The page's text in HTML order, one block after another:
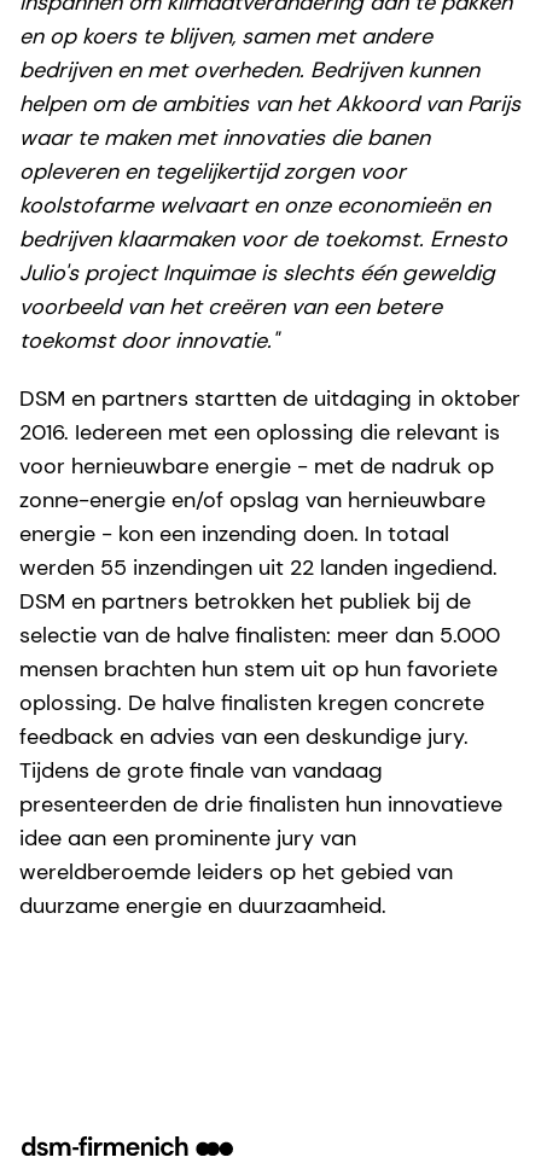
en op koers te blijven, samen met andere
bedrijven en met overheden. Bedrijven kunnen
helpen om de ambities van het Akkoord van Parijs
waar te maken met innovaties die banen
opleveren en tegelijkertijd zorgen voor
koolstofarme welvaart en onze economieën en
bedrijven klaarmaken voor de toekomst. Ernesto
Julio's project Inquimae is slechts één geweldig
voorbeeld van het creëren van een betere
toekomst door innovatie."
DSM en partners startten de uitdaging in oktober
2016. Iedereen met een oplossing die relevant is
voor hernieuwbare energie - met de nadruk op
zonne-energie en/of opslag van hernieuwbare
energie - kon een inzending doen. In totaal
werden 55 inzendingen uit 22 landen ingediend.
DSM en partners betrokken het publiek bij de
selectie van de halve finalisten: meer dan 5.000
mensen brachten hun stem uit op hun favoriete
oplossing. De halve finalisten kregen concrete
feedback en advies van een deskundige jury.
Tijdens de grote finale van vandaag
presenteerden de drie finalisten hun innovatieve
idee aan een prominente jury van
wereldberoemde leiders op het gebied van
duurzame energie en duurzaamheid.